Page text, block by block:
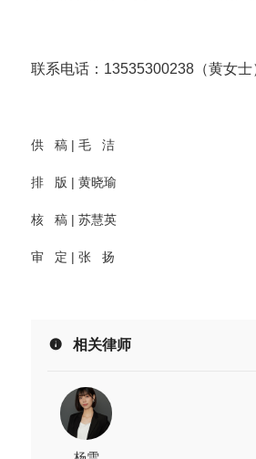
联系电话：13535300238（黄女士
供 稿 | 毛 洁
排 版 | 黄晓瑜
核 稿 | 苏慧英
审 定 | 张 扬
相关律师